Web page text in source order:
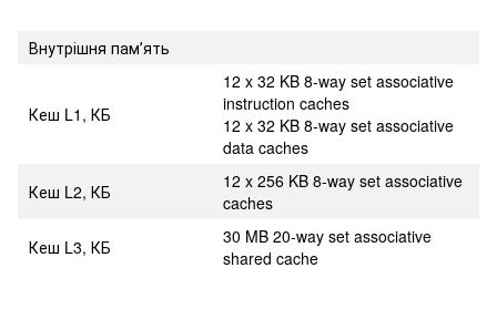
Внутрішня памʼять
Кеш L1, КБ
12 x 32 KB 8-way set associative
instruction caches
12 x 32 KB 8-way set associative
data caches
Кеш L2, КБ
12 x 256 KB 8-way set associative
caches
Кеш L3, КБ
30 MB 20-way set associative
shared cache